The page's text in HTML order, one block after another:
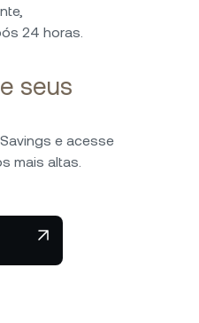
com a escolha.
24 horas.
seus
e acesse
mais altas.